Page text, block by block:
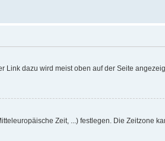
dazu wird meist oben auf der Seite
Zeit, ...) festlegen. Die Zeitzone